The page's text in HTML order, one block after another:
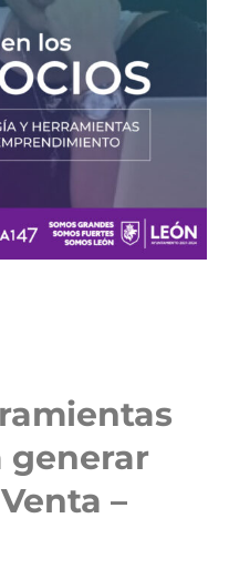
generar
–